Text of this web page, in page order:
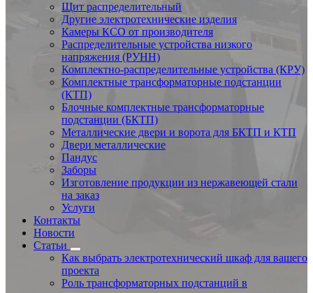
Щит распределительный
Другие электротехнические изделия
Камеры КСО от производителя
Распределительные устройства низкого
напряжения (РУНН)
Комплектно-распределительные устройства (КРУ)
Комплектные трансформаторные подстанции
(КТП)
Блочные комплектные трансформаторные
подстанции (БКТП)
Металлические двери и ворота для БКТП и КТП
Двери металлические
Пандус
Заборы
Изготовление продукции из нержавеющей стали
на заказ
Услуги
Контакты
Новости
Статьи
Как выбрать электротехнический шкаф для вашего
проекта
Роль трансформаторных подстанций в